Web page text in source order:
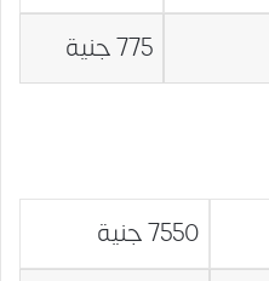
775 جنية
7550 جنية